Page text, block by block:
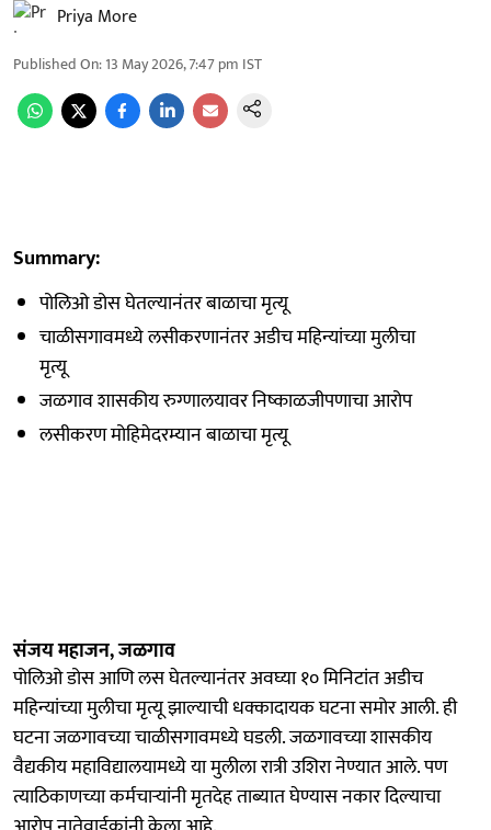
Priya More
Published On:13 May 2026, 7:47 pm IST
Summary:
पोलिओ डोस घेतल्यानंतर बाळाचा मृत्यू
चाळीसगावमध्ये लसीकरणानंतर अडीच महिन्यांच्या मुलीचा
मृत्यू
जळगाव शासकीय रुग्णालयावर निष्काळजीपणाचा आरोप
लसीकरण मोहिमेदरम्यान बाळाचा मृत्यू
संजय महाजन, जळगाव
पोलिओ डोस आणि लस घेतल्यानंतर अवघ्या १० मिनिटांत अडीच
महिन्यांच्या मुलीचा मृत्यू झाल्याची धक्कादायक घटना समोर आली. ही
घटना जळगावच्या चाळीसगावमध्ये घडली. जळगावच्या शासकीय
वैद्यकीय महाविद्यालयामध्ये या मुलीला रात्री उशिरा नेण्यात आले. पण
त्याठिकाणच्या कर्मचाऱ्यांनी मृतदेह ताब्यात घेण्यास नकार दिल्याचा